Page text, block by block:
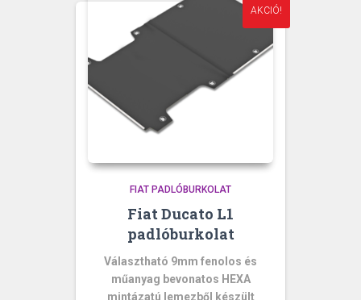
AKCIÓ!
FIAT PADLÓBURKOLAT
Fiat Ducato L1
padlóburkolat
Választható 9mm fenolos és
műanyag bevonatos HEXA
mintázatú lemezből készült